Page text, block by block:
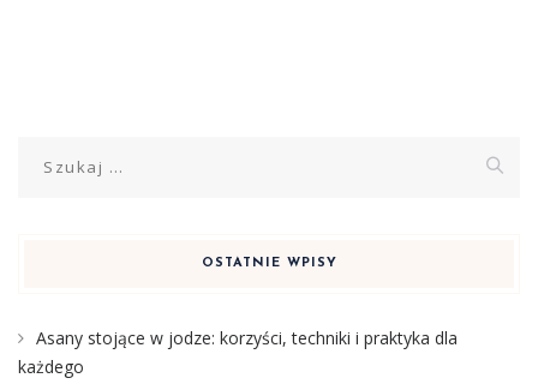
OSTATNIE WPISY
Asany stojące w jodze: korzyści, techniki i praktyka dla
każdego